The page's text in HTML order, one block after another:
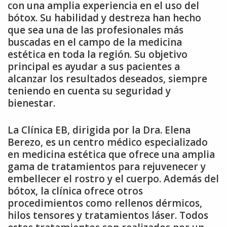
con una amplia experiencia en el uso del
bótox. Su habilidad y destreza han hecho
que sea una de las profesionales más
buscadas en el campo de la medicina
estética en toda la región. Su objetivo
principal es ayudar a sus pacientes a
alcanzar los resultados deseados, siempre
teniendo en cuenta su seguridad y
bienestar.
La Clínica EB, dirigida por la Dra. Elena
Berezo, es un centro médico especializado
en medicina estética que ofrece una amplia
gama de tratamientos para rejuvenecer y
embellecer el rostro y el cuerpo. Además del
bótox, la clínica ofrece otros
procedimientos como rellenos dérmicos,
hilos tensores y tratamientos láser. Todos